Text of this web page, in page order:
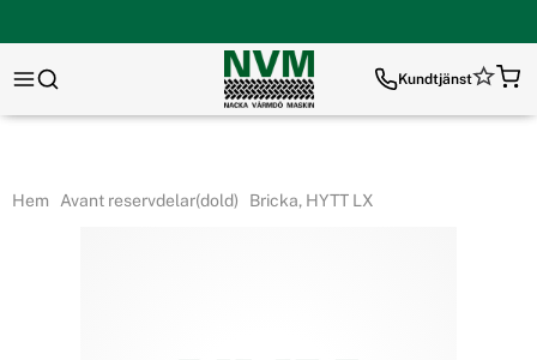
Kundtjänst
Hem Avant reservdelar(dold) Bricka, HYTT LX